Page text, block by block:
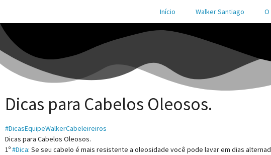
Início Walker Santiago O
Dicas para Cabelos Oleosos.
#DicasEquipeWalkerCabeleireiros
Dicas para Cabelos Oleosos.
1º#Dica: Se seu cabelo é mais resistente a oleosidade você pode lavar em dias